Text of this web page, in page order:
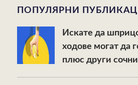
ПОПУЛЯРНИ
Искате да
ходове могат да
плюс други